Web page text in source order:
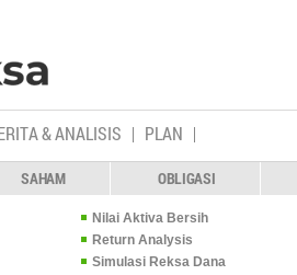
& ANALISIS PLAN
SAHAM OBLIGASI
Nilai Aktiva Bersih
Return Analysis
Simulasi Reksa Dana